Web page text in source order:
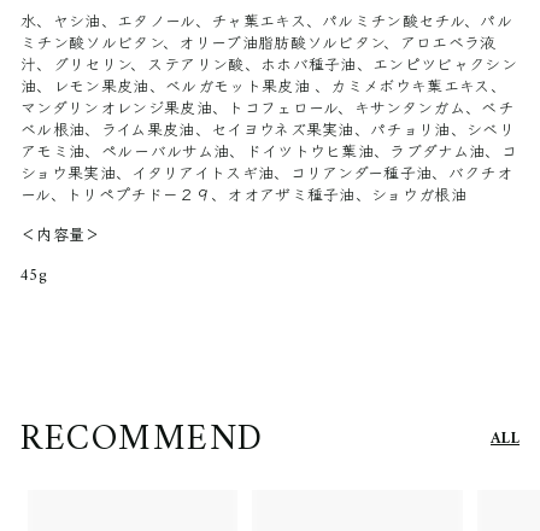
水、ヤシ油、エタノール、チャ葉エキス、パルミチン酸セチル、パル
ミチン酸ソルビタン、オリーブ油脂肪酸ソルビタン、アロエベラ液
汁、グリセリン、ステアリン酸、ホホバ種子油、エンピツビャクシン
油、レモン果皮油、ベルガモット果皮油 、カミメボウキ葉エキス、
マンダリンオレンジ果皮油、トコフェロール、キサンタンガム、ベチ
ベル根油、ライム果皮油、セイヨウネズ果実油、パチョリ油、シベリ
アモミ油、ペルーバルサム油、ドイツトウヒ葉油、ラブダナム油、コ
ショウ果実油、イタリアイトスギ油、コリアンダー種子油、バクチオ
ール、トリペプチド－２９、オオアザミ種子油、ショウガ根油
＜内容量＞
45g
RECOMMEND ALL